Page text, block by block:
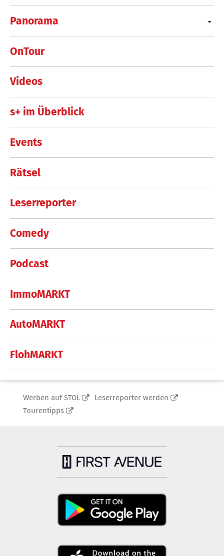
Panorama
OnTour
Videos
s+ im Überblick
Events
Rätsel
Leserreporter
Comedy
Podcast
ImmoMARKT
AutoMARKT
FlohMARKT
Werben auf STOL
Leserreporter werden
Tourentipps